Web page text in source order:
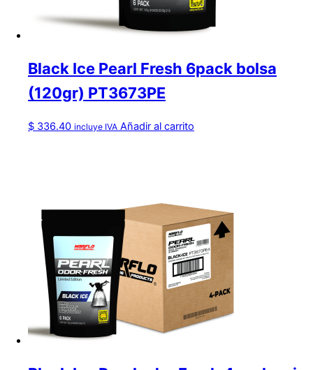
Black Ice Pearl Fresh 6pack bolsa
(120gr) PT3673PE
$ 336.40 incluye IVA Añadir al carrito